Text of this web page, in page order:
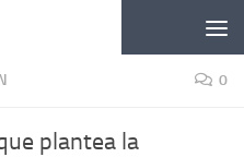
0
plantea la